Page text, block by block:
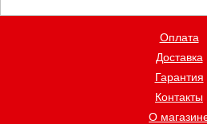
Оплата
Доставка
Гарантия
Контакты
О